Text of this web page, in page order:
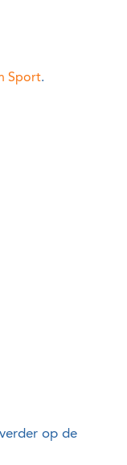
Sport.
op de